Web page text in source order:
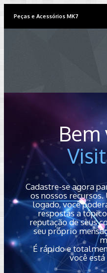
Peças e Acessórios MK7
Cadastre-se agora
os nossos
logado, você
respostas a
reputação de seus
seu próprio
É rápido e
você está